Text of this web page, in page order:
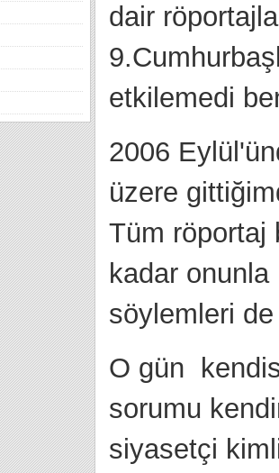
dair
etkilemedi
2006
üzere
Tüm röportaj
kadar
söylemleri
O gün
sorumu
siyasetçi